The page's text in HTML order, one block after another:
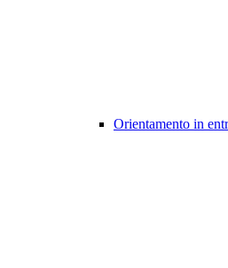
Orientamento in